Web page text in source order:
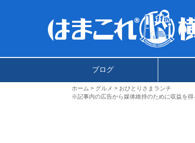
ブログ
ホーム グルメ
おひとりさまランチ
※記事内の広告から媒体維持のために収益を得